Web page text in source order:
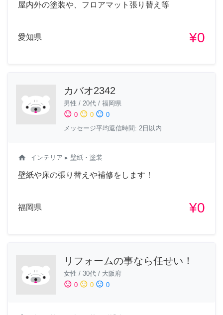
屋内外の塗装や、フロアマット張り替え等
愛知県 ¥0
カバオ2342
男性 / 20代 / 福岡県
sentiment_satisfied 0 sentiment_neutral 0 sentiment_dissatisfied 0
メッセージ平均返信時間: 2日以内
home インテリア ▸ 壁紙・塗装
壁紙や床の張り替えや補修をします！
福岡県 ¥0
リフォームの事なら任せい！
女性 / 30代 / 大阪府
sentiment_satisfied 0 sentiment_neutral 0 sentiment_dissatisfied 0